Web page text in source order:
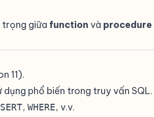
trọng giữa function và procedure
11).
phổ biến trong truy vấn SQL.
, WHERE, v.v.